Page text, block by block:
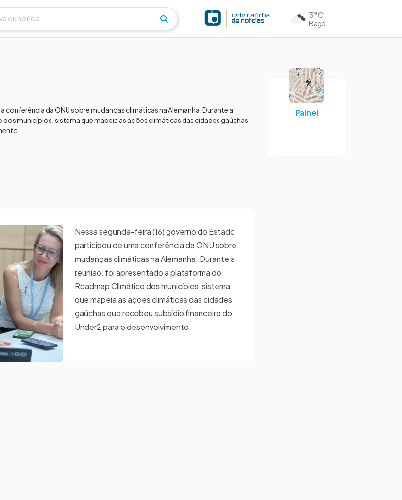
3°C
Bagé
da ONU sobre mudanças climáticas na Alemanha. Durante a
municípios, sistema que mapeia as ações climáticas das cidades gaúchas
Nessa segunda-feira (16) governo do Estado
participou de uma conferência da ONU sobre
mudanças climáticas na Alemanha. Durante a
reunião, foi apresentado a plataforma do
Roadmap Climático dos municípios, sistema
que mapeia as ações climáticas das cidades
gaúchas que recebeu subsídio financeiro do
Under2 para o desenvolvimento.
Painel